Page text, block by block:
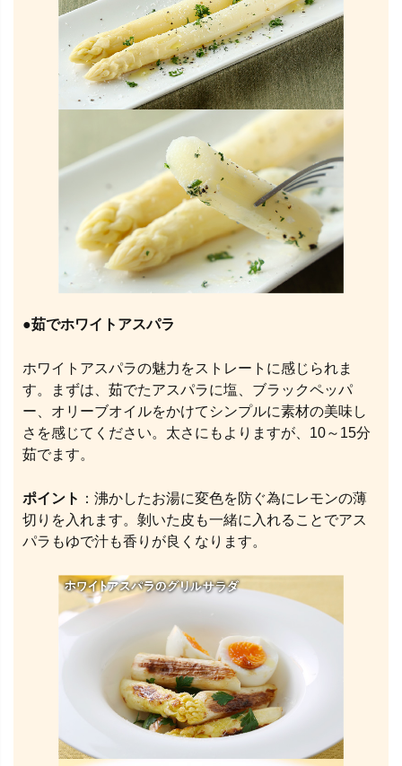
●茹でホワイトアスパラ
ホワイトアスパラの魅力をストレートに感じられま
す。まずは、茹でたアスパラに塩、ブラックペッパ
ー、オリーブオイルをかけてシンプルに素材の美味し
さを感じてください。太さにもよりますが、10～15分
茹でます。
ポイント ：沸かしたお湯に変色を防ぐ為にレモンの薄
切りを入れます。剝いた皮も一緒に入れることでアス
パラもゆで汁も香りが良くなります。